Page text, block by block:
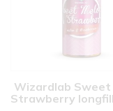
Wizardlab Sweet
Strawberry longfill